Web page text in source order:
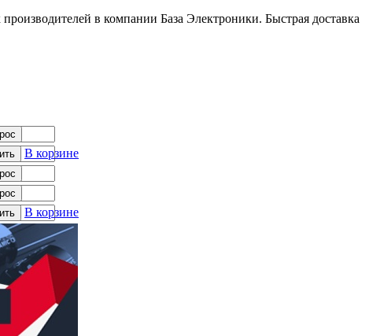
в компании База Электроники. Быстрая доставка
В корзине
В корзине